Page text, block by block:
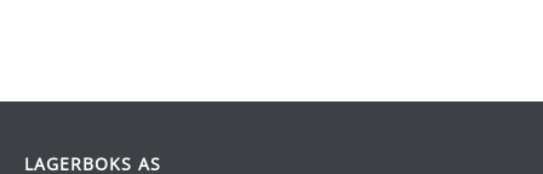
LAGERBOKS AS